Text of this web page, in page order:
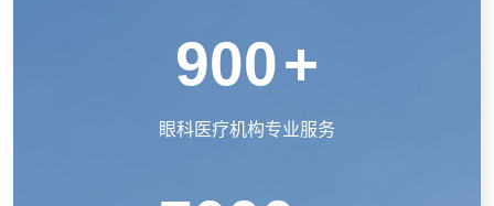
900+
眼科医疗机构专业服务